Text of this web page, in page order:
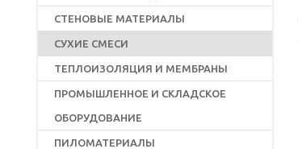
СТЕНОВЫЕ МАТЕРИАЛЫ
СУХИЕ СМЕСИ
ТЕПЛОИЗОЛЯЦИЯ И МЕМБРАНЫ
ПРОМЫШЛЕННОЕ И СКЛАДСКОЕ
ОБОРУДОВАНИЕ
ПИЛОМАТЕРИАЛЫ